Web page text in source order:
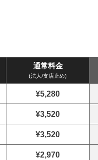
通常料金
(法人/支店止め)
¥5,280
¥3,520
¥3,520
¥2,970